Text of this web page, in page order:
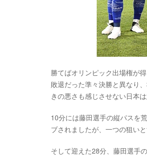
勝てばオリンピック出場権が
敗退だった準々決勝と異なり
きの悪さも感じさせない日本
10分には藤田選手の縦パスを
ブされましたが、一つの狙いと
そして迎えた28分、藤田選手